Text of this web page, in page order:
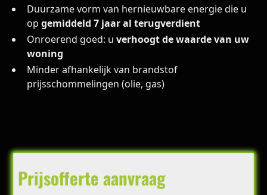
Duurzame vorm van hernieuwbare energie die u
op gemiddeld 7 jaar al terugverdient
Onroerend goed: u verhoogt de waarde van uw
woning
Minder afhankelijk van brandstof
prijsschommelingen (olie, gas)
Prijsofferte aanvraag